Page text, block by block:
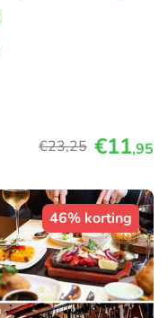
€23,25 €11,95
46% korting